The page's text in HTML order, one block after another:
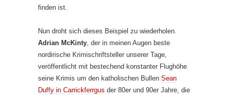
finden ist.
Nun droht sich dieses Beispiel zu wiederholen.
Adrian McKinty , der in meinen Augen beste
nordirische Krimischriftsteller unserer Tage,
veröffentlicht mit bestechend konstanter Flughöhe
seine Krimis um den katholischen Bullen Sean
Duffy in Carrickferrgus der 80er und 90er Jahre, die